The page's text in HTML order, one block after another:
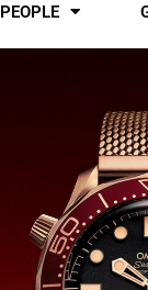
PEOPLE